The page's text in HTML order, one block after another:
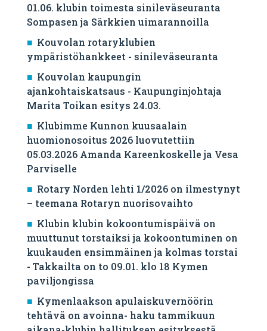
01.06. klubin toimesta sinileväseuranta
Sompasen ja Särkkien uimarannoilla
Kouvolan rotaryklubien
ympäristöhankkeet - sinileväseuranta
Kouvolan kaupungin
ajankohtaiskatsaus - Kaupunginjohtaja
Marita Toikan esitys 24.03.
Klubimme Kunnon kuusaalain
huomionosoitus 2026 luovutettiin
05.03.2026 Amanda Kareenkoskelle ja Vesa
Parviselle
​Rotary Norden lehti 1/2026 on ilmestynyt
– teemana Rotaryn nuorisovaihto
Klubin klubin kokoontumispäivä on
muuttunut torstaiksi ja kokoontuminen on
kuukauden ensimmäinen ja kolmas torstai
- Takkailta on to 09.01. klo 18 Kymen
paviljongissa
Kymenlaakson apulaiskuvernöörin
tehtävä on avoinna- haku tammikuun